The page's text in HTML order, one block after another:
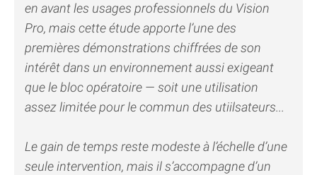
en avant les usages professionnels du Vision
Pro, mais cette étude apporte l’une des
premières démonstrations chiffrées de son
intérêt dans un environnement aussi exigeant
que le bloc opératoire — soit une utilisation
assez limitée pour le commun des utiilsateurs...
Le gain de temps reste modeste à l’échelle d’une
seule intervention, mais il s’accompagne d’un